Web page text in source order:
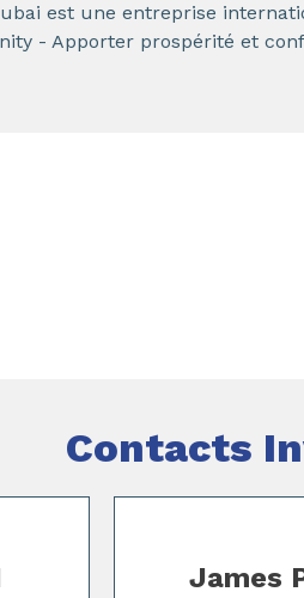
est une entreprise
- Apporter prospérité et
Contacts
James